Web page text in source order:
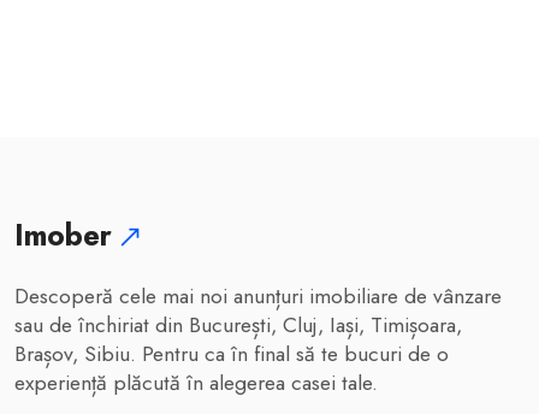
Imober
Descoperă cele mai noi anunțuri imobiliare de vânzare
sau de închiriat din București, Cluj, Iași, Timișoara,
Brașov, Sibiu. Pentru ca în final să te bucuri de o
experiență plăcută în alegerea casei tale.